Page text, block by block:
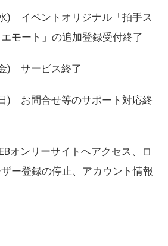
) イベントオリジナル「拍手ス
モート」の追加登録受付終了
) サービス終了
) お問合せ等のサポート対応終
オンリーサイトへアクセス、ロ
ー登録の停止、アカウント情報